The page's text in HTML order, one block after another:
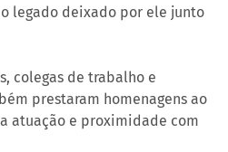
legado deixado por ele junto
colegas de trabalho e
prestaram homenagens ao
atuação e proximidade com